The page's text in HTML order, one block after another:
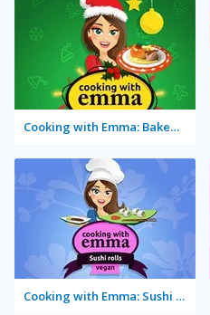
Cooking with Emma: Baked Apples Vegan
Cooking with Emma: Sushi Rolls Vegan